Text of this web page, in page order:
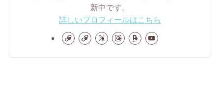
新中です。
詳しいプロフィールはこちら